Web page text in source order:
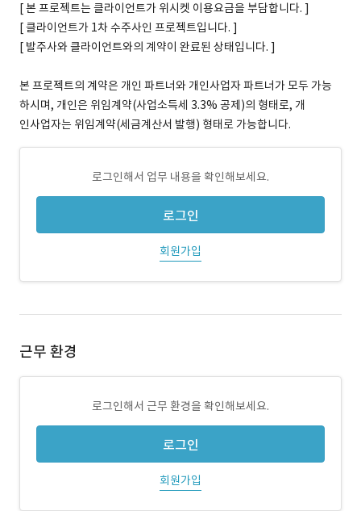
[ 본 프로젝트는 클라이언트가 위시켓 이용요금을 부담합니다. ]
[ 클라이언트가 1차 수주사인 프로젝트입니다. ]
[ 발주사와 클라이언트와의 계약이 완료된 상태입니다. ]
본 프로젝트의 계약은 개인 파트너와 개인사업자 파트너가 모두 가능
하시며, 개인은 위임계약(사업소득세 3.3% 공제)의 형태로, 개
인사업자는 위임계약(세금계산서 발행) 형태로 가능합니다.
로그인해서 업무 내용을 확인해보세요.
로그인
회원가입
근무 환경
로그인해서 근무 환경을 확인해보세요.
로그인
회원가입